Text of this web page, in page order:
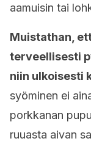
aamuisin tai
Muistathan,
terveellisesti
niin ulkoisesti
syöminen ei
porkkanan
ruuasta aivan